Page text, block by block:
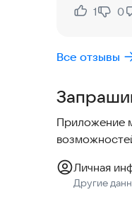
Нравится:
1
Не
0
Все отзывы
Приложение
Личная
Другие